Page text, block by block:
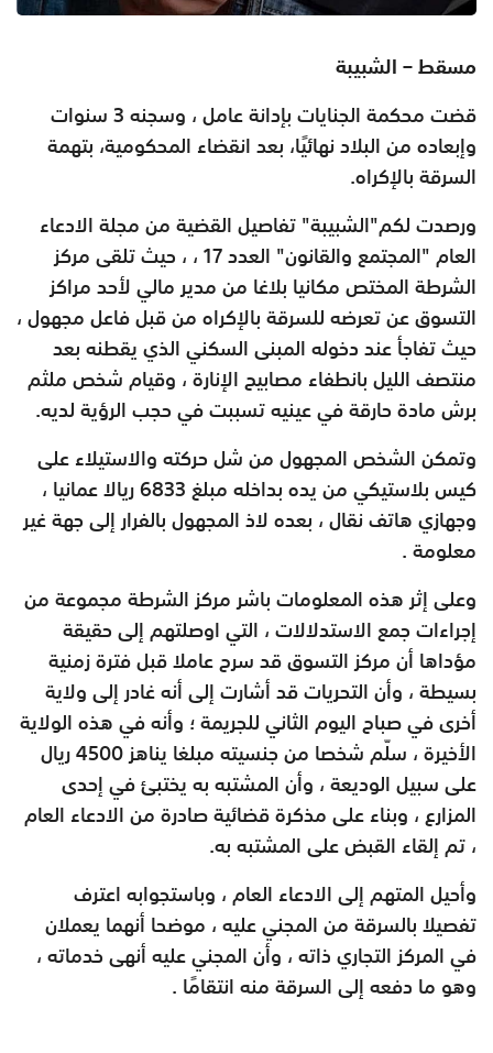
مسقط – الشبيبة
قضت محكمة الجنايات بإدانة عامل ، وسجنه 3 سنوات
وإبعاده من البلاد نهائيًا، بعد انقضاء المحكومية، بتهمة
السرقة بالإكراه.
ورصدت لكم"الشبيبة" تفاصيل القضية من مجلة الادعاء
العام "المجتمع والقانون" العدد 17 ، ، حيث تلقى مركز
الشرطة المختص مكانيا بلاغا من مدير مالي لأحد مراكز
التسوق عن تعرضه للسرقة بالإكراه من قبل فاعل مجهول ،
حيث تفاجأ عند دخوله المبنى السكني الذي يقطنه بعد
منتصف الليل بانطفاء مصابيح الإنارة ، وقيام شخص ملثم
برش مادة حارقة في عينيه تسببت في حجب الرؤية لديه.
وتمكن الشخص المجهول من شل حركته والاستيلاء على
كيس بلاستيكي من يده بداخله مبلغ 6833 ريالا عمانيا ،
وجهازي هاتف نقال ، بعده لاذ المجهول بالفرار إلى جهة غير
معلومة .
وعلى إثر هذه المعلومات باشر مركز الشرطة مجموعة من
إجراءات جمع الاستدلالات ، التي اوصلتهم إلى حقيقة
مؤداها أن مركز التسوق قد سرح عاملا قبل فترة زمنية
بسيطة ، وأن التحريات قد أشارت إلى أنه غادر إلى ولاية
أخرى في صباح اليوم الثاني للجريمة ؛ وأنه في هذه الولاية
الأخيرة ، سلّم شخصا من جنسيته مبلغا يناهز 4500 ريال
على سبيل الوديعة ، وأن المشتبه به يختبئ في إحدى
المزارع ، وبناء على مذكرة قضائية صادرة من الادعاء العام
، تم إلقاء القبض على المشتبه به.
وأحيل المتهم إلى الادعاء العام ، وباستجوابه اعترف
تفصيلا بالسرقة من المجني عليه ، موضحا أنهما يعملان
في المركز التجاري ذاته ، وأن المجني عليه أنهى خدماته ،
وهو ما دفعه إلى السرقة منه انتقامًا .